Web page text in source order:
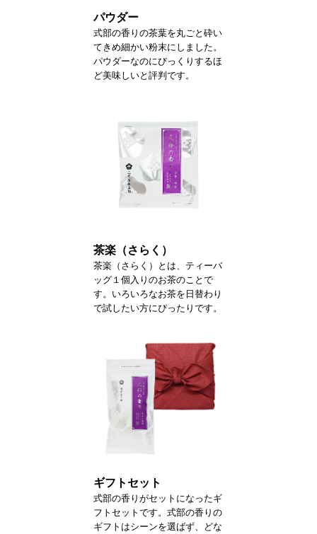
パウダー
式部の香りの茶葉を丸ごと砕い
てきめ細かい粉末にしました。
パウダーなのにびっくりするほ
ど美味しいと評判です。
茶楽（さらく）
茶楽（さらく）とは、ティーバ
ッグ１個入りのお茶のことで
す。いろいろなお茶を日替わり
で試したい方にぴったりです。
ギフトセット
式部の香りがセットになったギ
フトセットです。式部の香りの
ギフトはシーンを選ばず、どな